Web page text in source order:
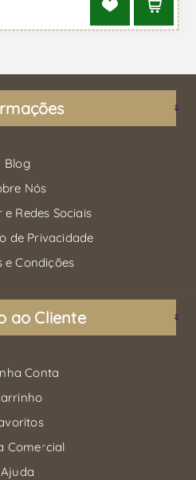
Blog
Nós
e Redes Sociais
de Privacidade
e Condições
ao Cliente
Conta
Comercial
Ajuda